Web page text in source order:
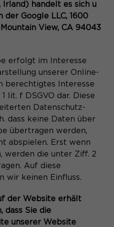
handelt es sich u
Google LLC, 1600
View, CA 94043
erfolgt im Interesse
unserer Online-
berechtigtes Interesse
lit. f DSGVO dar. Diese
Datenschutz-
dass keine Daten über
übertragen werden,
abspielen. Erst wenn
werden die unter Ziff. 2
Auf diese
wir keinen Einfluss.
der Website erhält
dass Sie die
unserer Website